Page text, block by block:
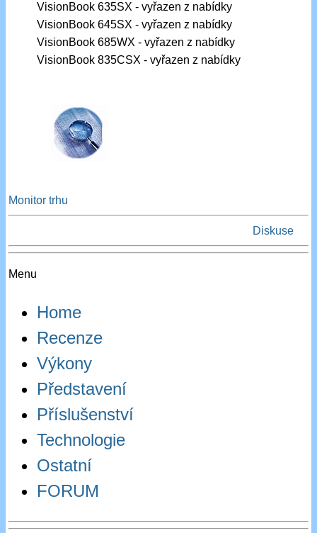
VisionBook 635SX - vyřazen z nabídky
VisionBook 645SX - vyřazen z nabídky
VisionBook 685WX - vyřazen z nabídky
VisionBook 835CSX - vyřazen z nabídky
Monitor trhu
Diskuse
Menu
Home
Recenze
Výkony
Představení
Příslušenství
Technologie
Ostatní
FORUM